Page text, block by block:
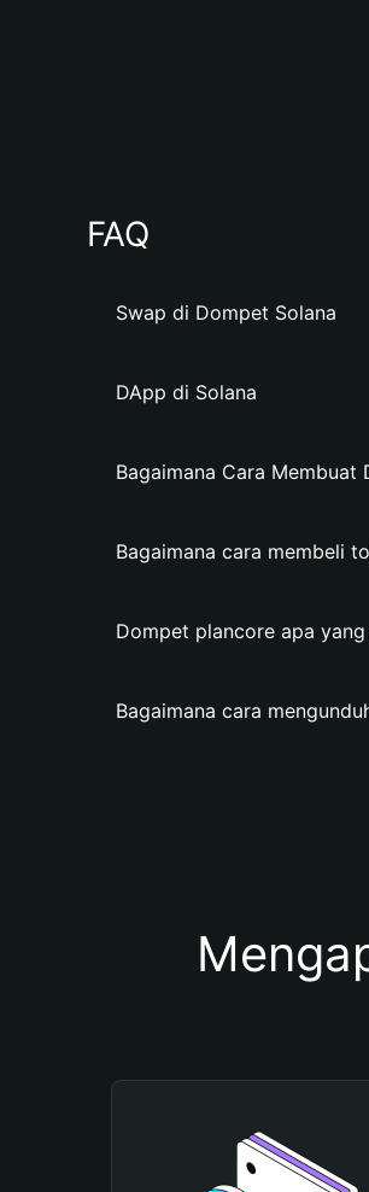
FAQ
Swap di Dompet Solana
DApp di Solana
Bagaimana Cara
Bagaimana cara membeli
Dompet plancore apa
Bagaimana cara